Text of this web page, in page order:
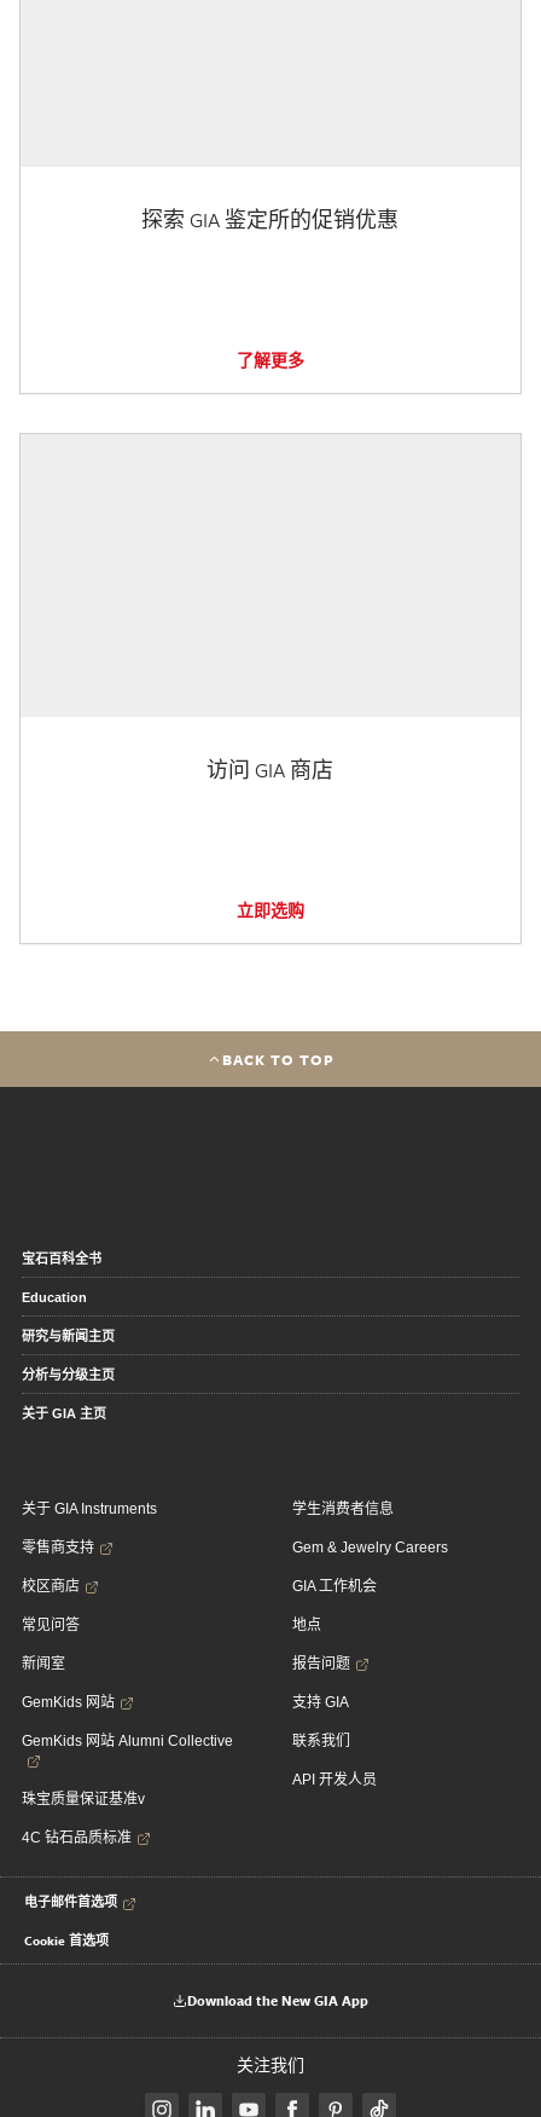
探索 GIA 鉴定所的促销优惠
了解更多
访问 GIA 商店
立即选购
BACK TO TOP
宝石百科全书
Education
研究与新闻主页
分析与分级主页
关于 GIA 主页
关于 GIA Instruments
零售商支持
校区商店
常见问答
新闻室
GemKids 网站
GemKids 网站 Alumni Collective
珠宝质量保证基准v
4C 钻石品质标准
学生消费者信息
Gem & Jewelry Careers
GIA 工作机会
地点
报告问题
支持 GIA
联系我们
API 开发人员
电子邮件首选项
Cookie 首选项
Download the New GIA App
关注我们